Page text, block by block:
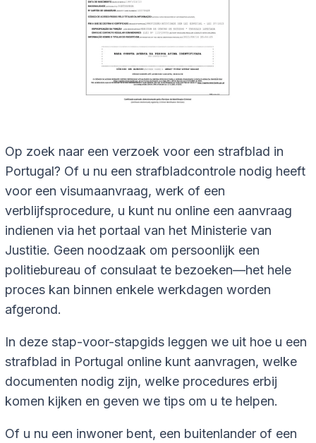
Op zoek naar een verzoek voor een strafblad in
Portugal? Of u nu een strafbladcontrole nodig heeft
voor een visumaanvraag, werk of een
verblijfsprocedure, u kunt nu online een aanvraag
indienen via het portaal van het Ministerie van
Justitie. Geen noodzaak om persoonlijk een
politiebureau of consulaat te bezoeken—het hele
proces kan binnen enkele werkdagen worden
afgerond.
In deze stap-voor-stapgids leggen we uit hoe u een
strafblad in Portugal online kunt aanvragen, welke
documenten nodig zijn, welke procedures erbij
komen kijken en geven we tips om u te helpen.
Of u nu een inwoner bent, een buitenlander of een